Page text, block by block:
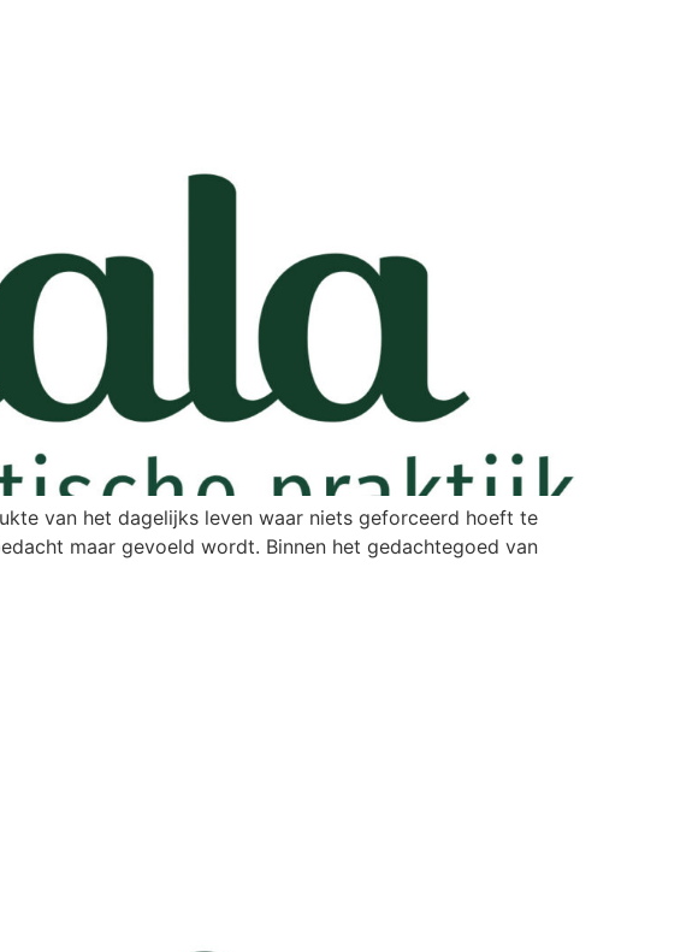
van het dagelijks leven waar niets geforceerd hoeft te
maar gevoeld wordt. Binnen het gedachtegoed van